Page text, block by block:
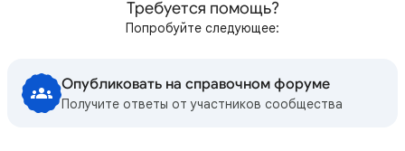
Требуется помощь?
Попробуйте следующее:
Опубликовать на справочном форуме
Получите ответы от участников сообщества